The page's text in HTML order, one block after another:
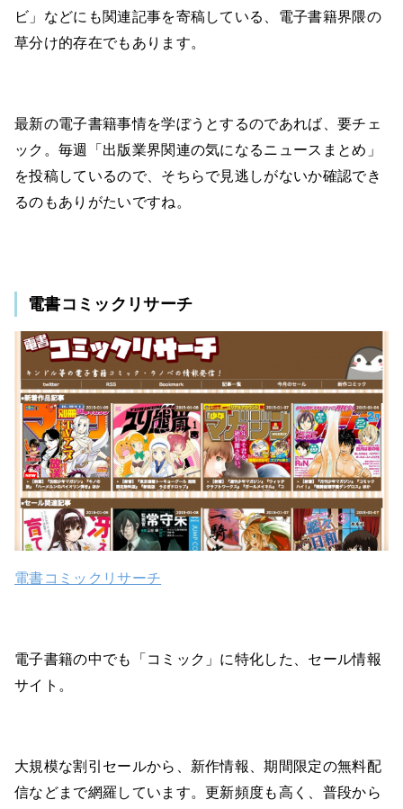
ビ」などにも関連記事を寄稿している、電子書籍界隈の
草分け的存在でもあります。
最新の電子書籍事情を学ぼうとするのであれば、要チェ
ック。毎週「出版業界関連の気になるニュースまとめ」
を投稿しているので、そちらで見逃しがないか確認でき
るのもありがたいですね。
電書コミックリサーチ
電書コミックリサーチ
電子書籍の中でも「コミック」に特化した、セール情報
サイト。
大規模な割引セールから、新作情報、期間限定の無料配
信などまで網羅しています。更新頻度も高く、普段から